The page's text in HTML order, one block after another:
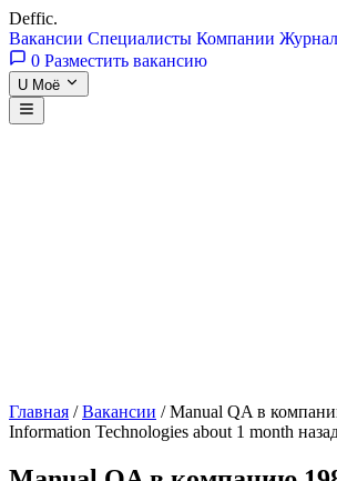
Deffic.
Вакансии Специалисты Компании Журнал
0 Разместить вакансию
U Моё
Главная / Вакансии / Manual QA в
Information Technologies about 1 month